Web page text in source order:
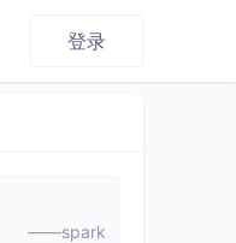
登录
——spark